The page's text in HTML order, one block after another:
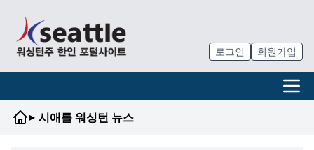
로그인 회원가입
▸ 시애틀 워싱턴 뉴스